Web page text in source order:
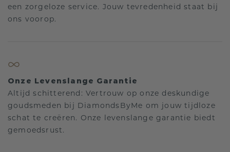
een zorgeloze service. Jouw tevredenheid staat bij
ons voorop.
Onze Levenslange Garantie
Altijd schitterend: Vertrouw op onze deskundige
goudsmeden bij DiamondsByMe om jouw tijdloze
schat te creëren. Onze levenslange garantie biedt
gemoedsrust.